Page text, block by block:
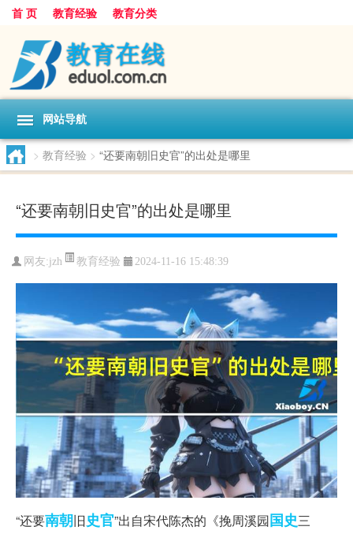
首 页 教育经验 教育分类
网站导航
> 教育经验 > “还要南朝旧史官”的出处是哪里
“还要南朝旧史官”的出处是哪里
网友:jzh 教育经验 2024-11-16 15:48:39
“还要南朝旧史官”出自宋代陈杰的《挽周溪园国史三